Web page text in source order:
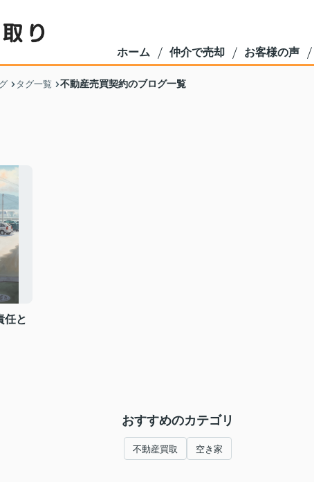
ホーム 仲介で売却 お客様の声
タグ一覧 不動産売買契約のブログ一覧
任と
おすすめのカテゴリ
不動産買取 空き家